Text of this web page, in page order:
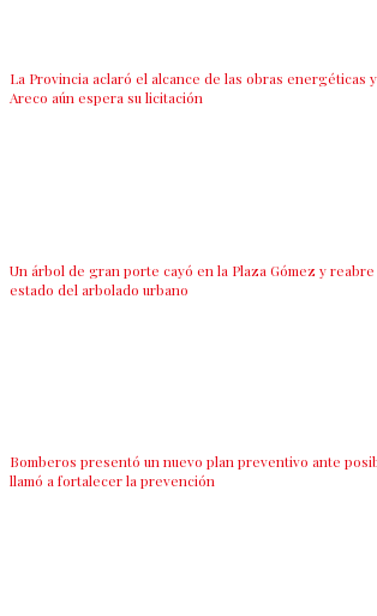
La Provincia aclaró el alcance de las obras energéticas
Areco aún espera su licitación
Un árbol de gran porte cayó en la Plaza Gómez y
estado del arbolado urbano
Bomberos presentó un nuevo plan preventivo ante
llamó a fortalecer la prevención